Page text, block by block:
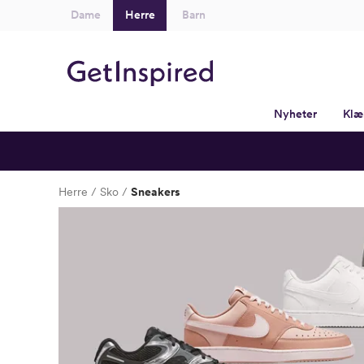
Dame Herre Barn
Nyheter
Herre Sko Sneakers